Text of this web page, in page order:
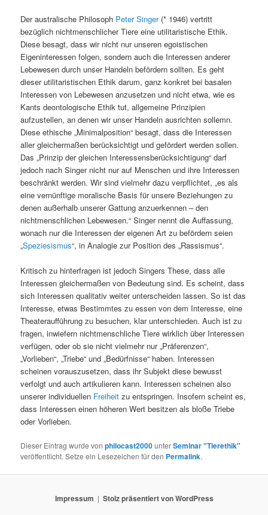
Der australische Philosoph Peter Singer(* 1946) vertritt
bezüglich nichtmenschlicher Tiere eine utilitaristische Ethik.
Diese besagt, dass wir nicht nur unseren egoistischen
Eigeninteressen folgen, sondern auch die Interessen anderer
Lebewesen durch unser Handeln befördern sollten. Es geht
dieser utilitaristischen Ethik darum, ganz konkret bei basalen
Interessen von Lebewesen anzusetzen und nicht etwa, wie es
Kants deontologische Ethik tut, allgemeine Prinzipien
aufzustellen, an denen wir unser Handeln ausrichten sollemn.
Diese ethische „Minimalposition“ besagt, dass die Interessen
aller gleichermaßen berücksichtigt und gefördert werden sollen.
Das „Prinzip der gleichen Interessensberücksichtigung“ darf
jedoch nach Singer nicht nur auf Menschen und ihre Interessen
beschränkt werden. Wir sind vielmehr dazu verpflichtet, „es als
eine vernünftige moralische Basis für unsere Beziehungen zu
denen außerhalb unserer Gattung anzuerkennen – den
nichtmenschlichen Lebewesen.“ Singer nennt die Auffassung,
wonach nur die Interessen der eigenen Art zu befördern seien
„Speziesismus“, in Analogie zur Position des „Rassismus“.
Kritisch zu hinterfragen ist jedoch Singers These, dass alle
Interessen gleichermaßen von Bedeutung sind. Es scheint, dass
sich Interessen qualitativ weiter unterscheiden lassen. So ist das
Interesse, etwas Bestimmtes zu essen von dem Interesse, eine
Theateraufführung zu besuchen, klar unterschieden. Auch ist zu
fragen, inwiefern nichtmenschliche Tiere wirklich über Interessen
verfügen, oder ob sie nicht vielmehr nur „Präferenzen“,
„Vorlieben“, „Triebe“ und „Bedürfnisse“ haben. Interessen
scheinen vorauszusetzen, dass ihr Subjekt diese bewusst
verfolgt und auch artikulieren kann. Interessen scheinen also
unserer individuellen Freiheit zu entspringen. Insofern scheint es,
dass Interessen einen höheren Wert besitzen als bloße Triebe
oder Vorlieben.
Dieser Eintrag wurde vonphilocast2000unterSeminar "Tierethik"
veröffentlicht. Setze ein Lesezeichen für den Permalink.
Impressum Stolz präsentiert von WordPress